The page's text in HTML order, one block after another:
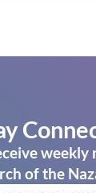
weekly
of the